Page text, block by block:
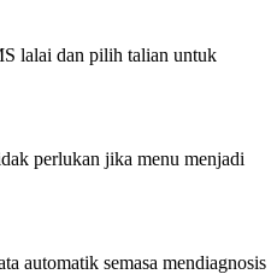
lalai dan pilih talian untuk
perlukan jika menu menjadi
automatik semasa mendiagnosis